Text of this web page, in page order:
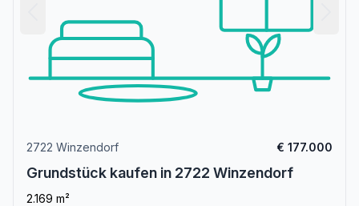
2722 Winzendorf € 177.000
Grundstück kaufen in 2722 Winzendorf
2.169 m²